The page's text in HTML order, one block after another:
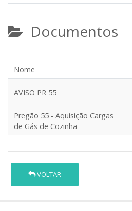
Documentos
Nome
AVISO PR 55
Pregão 55 - Aquisição Cargas
de Gás de Cozinha
VOLTAR